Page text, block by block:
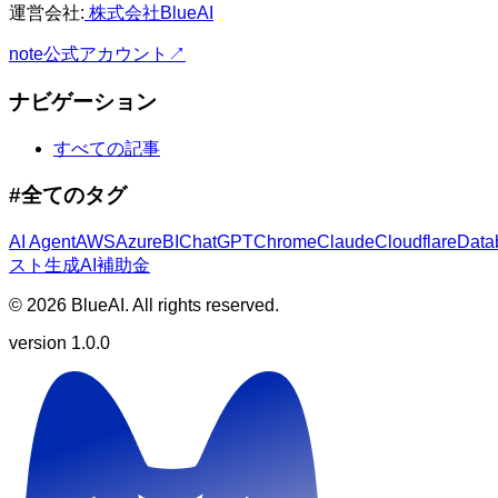
運営会社: 株式会社BlueAI
note公式アカウント ↗
ナビゲーション
すべての記事
#全てのタグ
AI Agent​​​​‌ ‍ ​‍​‍‌‍ ‌ ​‍‌‍‍‌‌‍‌ ‌‍‍‌‌‍ ‍​‍​‍​ ‍‍​‍​‍‌ ​ ‌‍​‌‌‍ ‍‌‍‍‌‌ ‌​‌ ‍‌​‍ ‍‌‍‍‌‌‍ ​‍​‍​‍ ​​‍​‍‌‍‍​‌ ​‍‌‍‌‌‌‍‌‍​‍​‍​ ‍‍​‍​‍‌‍‍​‌ ‌​‌ ‌​‌ ​​​ ‍‍​‍ ​‍ ‌‍ ​‌‍ ‌‍​ ‌‍​‌‌‍ ​‌‍‍​‌‍ ‌ ​ ‌ ‌​​ ‍‍​ ​ ​ ​ ​ ​ ​ ​ ​‍ ‌‍‍‌‌‍ ‍‌ ‌​‌‍‌‌‌‍ ‍‌ ‌​​‍ ‌‍‌‌‌‍‌​‌‍‍‌‌ ‌​​‍ ‌‍ ‌‌‍ ‌‍‌​‌‍‌‌​ ‌‌ ​​‌ ​‍‌‍‌‌‌ ​ ‌‍‌‌‌‍ ‍‌ ‌​‌‍​‌‌ ‌​‌‍‍‌‌‍ ‌‍ ‍​ ‍ ‌‍‍‌‌‍‌​​ ‌‌‍​‌​ ‍​​ ‌‍​ ‌‍​ ​​​ ‌​​ ‍‌​ ‌ ​‍ ‌​ ​​‌‍‌​​ ‍‌​ ​‍​‍ ‌​ ‌​​ ​‌​ ​‌​ ​​​‍ ‌‌‍​‌‌‍‌‍​ ‌​‌‍​‌​‍ ‌​ ‍‌​ ‍​​ ‍‌​ ‌‌​ ​​​ ‍​​ ‍‌‌‍​‌​ ​​​ ​ ​ ‍​‌‍​‌​ ‍ ‌ ‌​‌ ‍‌‌ ​​‌‍‌‌​ ‌‌ ‌​‌‍​‌‌‍‌ ​ ‍ ‌ ​​‌‍​‌‌ ‌​‌‍‍​​ ‌‌ ‌​‌‍‍‌‌ ‌​‌‍ ​‌‍‌‌​ ‌‍​‍‌‍​‌‌ ​ ‌‍‌‌‌‌‌‌‌ ​‍‌‍ ​​ ‌‌‍‍​‌ ‌​‌ ‌​‌ ​​​‍‌‌​ ​ ‌​​‌​‍‌‌​ ​‍‌​‌‍​‍‌‌​ ​‍‌​‌‍‌‍ ​‌‍ ‌‍​ ‌‍​‌‌‍ ​‌‍‍​‌‍ ‌ ​ ‌ ‌​​‍‌‌​ ​ ‌​​‌​ ​ ​ ​ ​ ​ ​ ​ ​‍‌‍‌‍‍‌‌‍‌​​ ‌‌‍​‌​ ‍​​ ‌‍​ ‌‍​ ​​​ ‌​​ ‍‌​ ‌ ​‍ ‌​ ​​‌‍‌​​ ‍‌​ ​‍​‍ ‌​ ‌​​ ​‌​ ​‌​ ​​​‍ ‌‌‍​‌‌‍‌‍​ ‌​‌‍​‌​‍ ‌​ ‍‌​ ‍​​ ‍‌​ ‌‌​ ​​​ ‍​​ ‍‌‌‍​‌​ ​​​ ​ ​ ‍​‌‍​‌​‍‌‍‌ ‌​‌ ‍‌‌ ​​‌‍‌‌​ ‌‌ ‌​‌‍​‌‌‍‌ ​‍‌‍‌ ​​‌‍​‌‌ ‌​‌‍‍​​ ‌‌ ‌​‌‍‍‌‌ ‌​‌‍ ​‌‍‌‌​‍‌‍‌ ​​‌‍‌‌‌ ​‍‌ ​ ‌ ​​‌‍‌‌‌‍​ ‌ ‌​‌‍‍‌‌ ‌‍‌‍‌‌​ ‌‌ ​​‌ ‌‌‌‍​‍‌‍ ​‌‍‍‌‌ ​ ‌‍‍​‌‍‌‌‌‍‌​​‍​‍‌ ‌AWS​​​​‌ ‍ ​‍​‍‌‍ ‌ ​‍‌‍‍‌‌‍‌ ‌‍‍‌‌‍ ‍​‍​‍​ ‍‍​‍​‍‌ ​ ‌‍​‌‌‍ ‍‌‍‍‌‌ ‌​‌ ‍‌​‍ ‍‌‍‍‌‌‍ ​‍​‍​‍ ​​‍​‍‌‍‍​‌ ​‍‌‍‌‌‌‍‌‍​‍​‍​ ‍‍​‍​‍‌‍‍​‌ ‌​‌ ‌​‌ ​​​ ‍‍​‍ ​‍ ‌‍ ​‌‍ ‌‍​ ‌‍​‌‌‍ ​‌‍‍​‌‍ ‌ ​ ‌ ‌​​ ‍‍​ ​ ​ ​ ​ ​ ​ ​ ​‍ ‌‍‍‌‌‍ ‍‌ ‌​‌‍‌‌‌‍ ‍‌ ‌​​‍ ‌‍‌‌‌‍‌​‌‍‍‌‌ ‌​​‍ ‌‍ ‌‌‍ ‌‍‌​‌‍‌‌​ ‌‌ ​​‌ ​‍‌‍‌‌‌ ​ ‌‍‌‌‌‍ ‍‌ ‌​‌‍​‌‌ ‌​‌‍‍‌‌‍ ‌‍ ‍​ ‍ ‌‍‍‌‌‍‌​​ ‌‌​​‌‌​‍​‌ ‌ ‌‍ ‌​‍ ​ ​‌‌‌‌‌​ ‌‌​ ‍‌‌‍​ ‌ ​ ‌​‌​‌ ‌‍‌​ ‌‌ ​‌​ ​‌‌‍‍ ‌ ‍‌‌​​‍‌‍‌‍‌‌‍‍‌​ ​ ‍ ‌ ‌​‌ ‍‌‌ ​​‌‍‌‌​ ‌‌ ‌​‌‍​‌‌‍‌ ​ ‍ ‌ ​​‌‍​‌‌ ‌​‌‍‍​​ ‌‌ ‌​‌‍‍‌‌ ‌​‌‍ ​‌‍‌‌​ ‌‍​‍‌‍​‌‌ ​ ‌‍‌‌‌‌‌‌‌ ​‍‌‍ ​​ ‌‌‍‍​‌ ‌​‌ ‌​‌ ​​​‍‌‌​ ​ ‌​​‌​‍‌‌​ ​‍‌​‌‍​‍‌‌​ ​‍‌​‌‍‌‍ ​‌‍ ‌‍​ ‌‍​‌‌‍ ​‌‍‍​‌‍ ‌ ​ ‌ ‌​​‍‌‌​ ​ ‌​​‌​ ​ ​ ​ ​ ​ ​ ​ ​‍‌‍‌‍‍‌‌‍‌​​ ‌‌​​‌‌​‍​‌ ‌ ‌‍ ‌​‍ ​ ​‌‌‌‌‌​ ‌‌​ ‍‌‌‍​ ‌ ​ ‌​‌​‌ ‌‍‌​ ‌‌ ​‌​ ​‌‌‍‍ ‌ ‍‌‌​​‍‌‍‌‍‌‌‍‍‌​ ​‍‌‍‌ ‌​‌ ‍‌‌ ​​‌‍‌‌​ ‌‌ ‌​‌‍​‌‌‍‌ ​‍‌‍‌ ​​‌‍​‌‌ ‌​‌‍‍​​ ‌‌ ‌​‌‍‍‌‌ ‌​‌‍ ​‌‍‌‌​‍‌‍‌ ​​‌‍‌‌‌ ​‍‌ ​ ‌ ​​‌‍‌‌‌‍​ ‌ ‌​‌‍‍‌‌ ‌‍‌‍‌‌​ ‌‌ ​​‌ ‌‌‌‍​‍‌‍ ​‌‍‍‌‌ ​ ‌‍‍​‌‍‌‌‌‍‌​​‍​‍‌ ‌Azure​​​​‌ ‍ ​‍​‍‌‍ ‌ ​‍‌‍‍‌‌‍‌ ‌‍‍‌‌‍ ‍​‍​‍​ ‍‍​‍​‍‌ ​ ‌‍​‌‌‍ ‍‌‍‍‌‌ ‌​‌ ‍‌​‍ ‍‌‍‍‌‌‍ ​‍​‍​‍ ​​‍​‍‌‍‍​‌ ​‍‌‍‌‌‌‍‌‍​‍​‍​ ‍‍​‍​‍‌‍‍​‌ ‌​‌ ‌​‌ ​​​ ‍‍​‍ ​‍ ‌‍ ​‌‍ ‌‍​ ‌‍​‌‌‍ ​‌‍‍​‌‍ ‌ ​ ‌ ‌​​ ‍‍​ ​ ​ ​ ​ ​ ​ ​ ​‍ ‌‍‍‌‌‍ ‍‌ ‌​‌‍‌‌‌‍ ‍‌ ‌​​‍ ‌‍‌‌‌‍‌​‌‍‍‌‌ ‌​​‍ ‌‍ ‌‌‍ ‌‍‌​‌‍‌‌​ ‌‌ ​​‌ ​‍‌‍‌‌‌ ​ ‌‍‌‌‌‍ ‍‌ ‌​‌‍​‌‌ ‌​‌‍‍‌‌‍ ‌‍ ‍​ ‍ ‌‍‍‌‌‍‌​​ ‌‌ ‍​‌‌​‌‌‌​‌​ ​‍‌ ‌‍​ ‍​​ ​‌‌‌‌‌‌‍ ‍‌‍​‍‌ ‌ ​ ​‌‌​‍‍‌​‌‌‌ ​‍​ ‌ ‌‌​​​ ​ ‌ ‌ ‌ ‍‍‌​‍ ‌ ​‍​ ‍ ‌ ‌​‌ ‍‌‌ ​​‌‍‌‌​ ‌‌ ‌​‌‍​‌‌‍‌ ​ ‍ ‌ ​​‌‍​‌‌ ‌​‌‍‍​​ ‌‌ ‌​‌‍‍‌‌ ‌​‌‍ ​‌‍‌‌​ ‌‍​‍‌‍​‌‌ ​ ‌‍‌‌‌‌‌‌‌ ​‍‌‍ ​​ ‌‌‍‍​‌ ‌​‌ ‌​‌ ​​​‍‌‌​ ​ ‌​​‌​‍‌‌​ ​‍‌​‌‍​‍‌‌​ ​‍‌​‌‍‌‍ ​‌‍ ‌‍​ ‌‍​‌‌‍ ​‌‍‍​‌‍ ‌ ​ ‌ ‌​​‍‌‌​ ​ ‌​​‌​ ​ ​ ​ ​ ​ ​ ​ ​‍‌‍‌‍‍‌‌‍‌​​ ‌‌ ‍​‌‌​‌‌‌​‌​ ​‍‌ ‌‍​ ‍​​ ​‌‌‌‌‌‌‍ ‍‌‍​‍‌ ‌ ​ ​‌‌​‍‍‌​‌‌‌ ​‍​ ‌ ‌‌​​​ ​ ‌ ‌ ‌ ‍‍‌​‍ ‌ ​‍​‍‌‍‌ ‌​‌ ‍‌‌ ​​‌‍‌‌​ ‌‌ ‌​‌‍​‌‌‍‌ ​‍‌‍‌ ​​‌‍​‌‌ ‌​‌‍‍​​ ‌‌ ‌​‌‍‍‌‌ ‌​‌‍ ​‌‍‌‌​‍‌‍‌ ​​‌‍‌‌‌ ​‍‌ ​ ‌ ​​‌‍‌‌‌‍​ ‌ ‌​‌‍‍‌‌ ‌‍‌‍‌‌​ ‌‌ ​​‌ ‌‌‌‍​‍‌‍ ​‌‍‍‌‌ ​ ‌‍‍​‌‍‌‌‌‍‌​​‍​‍‌ ‌BI​​​​‌ ‍ ​‍​‍‌‍ ‌ ​‍‌‍‍‌‌‍‌ ‌‍‍‌‌‍ ‍​‍​‍​ ‍‍​‍​‍‌ ​ ‌‍​‌‌‍ ‍‌‍‍‌‌ ‌​‌ ‍‌​‍ ‍‌‍‍‌‌‍ ​‍​‍​‍ ​​‍​‍‌‍‍​‌ ​‍‌‍‌‌‌‍‌‍​‍​‍​ ‍‍​‍​‍‌‍‍​‌ ‌​‌ ‌​‌ ​​​ ‍‍​‍ ​‍ ‌‍ ​‌‍ ‌‍​ ‌‍​‌‌‍ ​‌‍‍​‌‍ ‌ ​ ‌ ‌​​ ‍‍​ ​ ​ ​ ​ ​ ​ ​ ​‍ ‌‍‍‌‌‍ ‍‌ ‌​‌‍‌‌‌‍ ‍‌ ‌​​‍ ‌‍‌‌‌‍‌​‌‍‍‌‌ ‌​​‍ ‌‍ ‌‌‍ ‌‍‌​‌‍‌‌​ ‌‌ ​​‌ ​‍‌‍‌‌‌ ​ ‌‍‌‌‌‍ ‍‌ ‌​‌‍​‌‌ ‌​‌‍‍‌‌‍ ‌‍ ‍​ ‍ ‌‍‍‌‌‍‌​​ ‌‌‍‌​‌ ‌‍‌‌‍​‌‍​‌‌​ ​‌‍‌‍​ ​ ‌‌‍‌​ ‍‌​ ​‌​ ‍‌‌‍ ​‌​​‍‌​ ​‌‍‌ ‌​‍‌‌​​ ‌​ ​‌​ ​‌ ​ ‌ ‌‌​ ‌‍​ ‍ ‌ ‌​‌ ‍‌‌ ​​‌‍‌‌​ ‌‌ ‌​‌‍​‌‌‍‌ ​ ‍ ‌ ​​‌‍​‌‌ ‌​‌‍‍​​ ‌‌ ‌​‌‍‍‌‌ ‌​‌‍ ​‌‍‌‌​ ‌‍​‍‌‍​‌‌ ​ ‌‍‌‌‌‌‌‌‌ ​‍‌‍ ​​ ‌‌‍‍​‌ ‌​‌ ‌​‌ ​​​‍‌‌​ ​ ‌​​‌​‍‌‌​ ​‍‌​‌‍​‍‌‌​ ​‍‌​‌‍‌‍ ​‌‍ ‌‍​ ‌‍​‌‌‍ ​‌‍‍​‌‍ ‌ ​ ‌ ‌​​‍‌‌​ ​ ‌​​‌​ ​ ​ ​ ​ ​ ​ ​ ​‍‌‍‌‍‍‌‌‍‌​​ ‌‌‍‌​‌ ‌‍‌‌‍​‌‍​‌‌​ ​‌‍‌‍​ ​ ‌‌‍‌​ ‍‌​ ​‌​ ‍‌‌‍ ​‌​​‍‌​ ​‌‍‌ ‌​‍‌‌​​ ‌​ ​‌​ ​‌ ​ ‌ ‌‌​ ‌‍​‍‌‍‌ ‌​‌ ‍‌‌ ​​‌‍‌‌​ ‌‌ ‌​‌‍​‌‌‍‌ ​‍‌‍‌ ​​‌‍​‌‌ ‌​‌‍‍​​ ‌‌ ‌​‌‍‍‌‌ ‌​‌‍ ​‌‍‌‌​‍‌‍‌ ​​‌‍‌‌‌ ​‍‌ ​ ‌ ​​‌‍‌‌‌‍​ ‌ ‌​‌‍‍‌‌ ‌‍‌‍‌‌​ ‌‌ ​​‌ ‌‌‌‍​‍‌‍ ​‌‍‍‌‌ ​ ‌‍‍​‌‍‌‌‌‍‌​​‍​‍‌ ‌ ChatGPT​​​​‌ ‍ ​‍​‍‌‍ ‌ ​‍‌‍‍‌‌‍‌ ‌‍‍‌‌‍ ‍​‍​‍​ ‍‍​‍​‍‌ ​ ‌‍​‌‌‍ ‍‌‍‍‌‌ ‌​‌ ‍‌​‍ ‍‌‍‍‌‌‍ ​‍​‍​‍ ​​‍​‍‌‍‍​‌ ​‍‌‍‌‌‌‍‌‍​‍​‍​ ‍‍​‍​‍‌‍‍​‌ ‌​‌ ‌​‌ ​​​ ‍‍​‍ ​‍ ‌‍ ​‌‍ ‌‍​ ‌‍​‌‌‍ ​‌‍‍​‌‍ ‌ ​ ‌ ‌​​ ‍‍​ ​ ​ ​ ​ ​ ​ ​ ​‍ ‌‍‍‌‌‍ ‍‌ ‌​‌‍‌‌‌‍ ‍‌ ‌​​‍ ‌‍‌‌‌‍‌​‌‍‍‌‌ ‌​​‍ ‌‍ ‌‌‍ ‌‍‌​‌‍‌‌​ ‌‌ ​​‌ ​‍‌‍‌‌‌ ​ ‌‍‌‌‌‍ ‍‌ ‌​‌‍​‌‌ ‌​‌‍‍‌‌‍ ‌‍ ‍​ ‍ ‌‍‍‌‌‍‌​​ ‌​ ‌‌​ ​​‌‍​‌​ ​‍‌‍​‍​ ‌‍‌‍‌‌‌‍​‌​‍ ‌​ ‌‌​ ‌‌​ ‌​​ ​​​‍ ‌​ ‌​​ ​‌‌‍​ ‌‍‌​​‍ ‌‌‍​‌‌‍‌‍​ ‌‌​ ‍‌​‍ ‌‌‍​‌‌‍​‌​ ‍​​ ‍​​ ​ ​ ‌ ‌‍​‌​ ​ ​ ‌ ​ ‌​​ ‍​​ ‌‌​ ‍ ‌ ‌​‌ ‍‌‌ ​​‌‍‌‌​ ‌‌ ‌​‌‍​‌‌‍‌ ​ ‍ ‌ ​​‌‍​‌‌ ‌​‌‍‍​​ ‌‌ ‌​‌‍‍‌‌ ‌​‌‍ ​‌‍‌‌​ ‌‍​‍‌‍​‌‌ ​ ‌‍‌‌‌‌‌‌‌ ​‍‌‍ ​​ ‌‌‍‍​‌ ‌​‌ ‌​‌ ​​​‍‌‌​ ​ ‌​​‌​‍‌‌​ ​‍‌​‌‍​‍‌‌​ ​‍‌​‌‍‌‍ ​‌‍ ‌‍​ ‌‍​‌‌‍ ​‌‍‍​‌‍ ‌ ​ ‌ ‌​​‍‌‌​ ​ ‌​​‌​ ​ ​ ​ ​ ​ ​ ​ ​‍‌‍‌‍‍‌‌‍‌​​ ‌​ ‌‌​ ​​‌‍​‌​ ​‍‌‍​‍​ ‌‍‌‍‌‌‌‍​‌​‍ ‌​ ‌‌​ ‌‌​ ‌​​ ​​​‍ ‌​ ‌​​ ​‌‌‍​ ‌‍‌​​‍ ‌‌‍​‌‌‍‌‍​ ‌‌​ ‍‌​‍ ‌‌‍​‌‌‍​‌​ ‍​​ ‍​​ ​ ​ ‌ ‌‍​‌​ ​ ​ ‌ ​ ‌​​ ‍​​ ‌‌​‍‌‍‌ ‌​‌ ‍‌‌ ​​‌‍‌‌​ ‌‌ ‌​‌‍​‌‌‍‌ ​‍‌‍‌ ​​‌‍​‌‌ ‌​‌‍‍​​ ‌‌ ‌​‌‍‍‌‌ ‌​‌‍ ​‌‍‌‌​‍‌‍‌ ​​‌‍‌‌‌ ​‍‌ ​ ‌ ​​‌‍‌‌‌‍​ ‌ ‌​‌‍‍‌‌ ‌‍‌‍‌‌​ ‌‌ ​​‌ ‌‌‌‍​‍‌‍ ​‌‍‍‌‌ ​ ‌‍‍​‌‍‌‌‌‍‌​​‍​‍‌ ‌Chrome​​​​‌ ‍ ​‍​‍‌‍ ‌ ​‍‌‍‍‌‌‍‌ ‌‍‍‌‌‍ ‍​‍​‍​ ‍‍​‍​‍‌ ​ ‌‍​‌‌‍ ‍‌‍‍‌‌ ‌​‌ ‍‌​‍ ‍‌‍‍‌‌‍ ​‍​‍​‍ ​​‍​‍‌‍‍​‌ ​‍‌‍‌‌‌‍‌‍​‍​‍​ ‍‍​‍​‍‌‍‍​‌ ‌​‌ ‌​‌ ​​​ ‍‍​‍ ​‍ ‌‍ ​‌‍ ‌‍​ ‌‍​‌‌‍ ​‌‍‍​‌‍ ‌ ​ ‌ ‌​​ ‍‍​ ​ ​ ​ ​ ​ ​ ​ ​‍ ‌‍‍‌‌‍ ‍‌ ‌​‌‍‌‌‌‍ ‍‌ ‌​​‍ ‌‍‌‌‌‍‌​‌‍‍‌‌ ‌​​‍ ‌‍ ‌‌‍ ‌‍‌​‌‍‌‌​ ‌‌ ​​‌ ​‍‌‍‌‌‌ ​ ‌‍‌‌‌‍ ‍‌ ‌​‌‍​‌‌ ‌​‌‍‍‌‌‍ ‌‍ ‍​ ‍ ‌‍‍‌‌‍‌​​ ‌​ ‌‍​ ‌‌‌‍​ ‌‍​‌‌‍‌‌‌‍‌​‌‍​ ​ ​‍​‍ ‌​ ‌​‌‍​ ‌‍‌‍​ ​‍​‍ ‌​ ‌​​ ‍‌​ ‌​​ ‌​​‍ ‌‌‍​‌​ ‌‍‌‍‌​​ ‌‌​‍ ‌‌‍‌‌​ ​​​ ​ ​ ‍‌​ ​‌‌‍‌‌‌‍‌​​ ​​​ ‍‌​ ‌‌​ ‍​​ ​‍​ ‍ ‌ ‌​‌ ‍‌‌ ​​‌‍‌‌​ ‌‌ ‌​‌‍​‌‌‍‌ ​ ‍ ‌ ​​‌‍​‌‌ ‌​‌‍‍​​ ‌‌ ‌​‌‍‍‌‌ ‌​‌‍ ​‌‍‌‌​ ‌‍​‍‌‍​‌‌ ​ ‌‍‌‌‌‌‌‌‌ ​‍‌‍ ​​ ‌‌‍‍​‌ ‌​‌ ‌​‌ ​​​‍‌‌​ ​ ‌​​‌​‍‌‌​ ​‍‌​‌‍​‍‌‌​ ​‍‌​‌‍‌‍ ​‌‍ ‌‍​ ‌‍​‌‌‍ ​‌‍‍​‌‍ ‌ ​ ‌ ‌​​‍‌‌​ ​ ‌​​‌​ ​ ​ ​ ​ ​ ​ ​ ​‍‌‍‌‍‍‌‌‍‌​​ ‌​ ‌‍​ ‌‌‌‍​ ‌‍​‌‌‍‌‌‌‍‌​‌‍​ ​ ​‍​‍ ‌​ ‌​‌‍​ ‌‍‌‍​ ​‍​‍ ‌​ ‌​​ ‍‌​ ‌​​ ‌​​‍ ‌‌‍​‌​ ‌‍‌‍‌​​ ‌‌​‍ ‌‌‍‌‌​ ​​​ ​ ​ ‍‌​ ​‌‌‍‌‌‌‍‌​​ ​​​ ‍‌​ ‌‌​ ‍​​ ​‍​‍‌‍‌ ‌​‌ ‍‌‌ ​​‌‍‌‌​ ‌‌ ‌​‌‍​‌‌‍‌ ​‍‌‍‌ ​​‌‍​‌‌ ‌​‌‍‍​​ ‌‌ ‌​‌‍‍‌‌ ‌​‌‍ ​‌‍‌‌​‍‌‍‌ ​​‌‍‌‌‌ ​‍‌ ​ ‌ ​​‌‍‌‌‌‍​ ‌ ‌​‌‍‍‌‌ ‌‍‌‍‌‌​ ‌‌ ​​‌ ‌‌‌‍​‍‌‍ ​‌‍‍‌‌ ​ ‌‍‍​‌‍‌‌‌‍‌​​‍​‍‌ ‌Claude​​​​‌ ‍ ​‍​‍‌‍ ‌ ​‍‌‍‍‌‌‍‌ ‌‍‍‌‌‍ ‍​‍​‍​ ‍‍​‍​‍‌ ​ ‌‍​‌‌‍ ‍‌‍‍‌‌ ‌​‌ ‍‌​‍ ‍‌‍‍‌‌‍ ​‍​‍​‍ ​​‍​‍‌‍‍​‌ ​‍‌‍‌‌‌‍‌‍​‍​‍​ ‍‍​‍​‍‌‍‍​‌ ‌​‌ ‌​‌ ​​​ ‍‍​‍ ​‍ ‌‍ ​‌‍ ‌‍​ ‌‍​‌‌‍ ​‌‍‍​‌‍ ‌ ​ ‌ ‌​​ ‍‍​ ​ ​ ​ ​ ​ ​ ​ ​‍ ‌‍‍‌‌‍ ‍‌ ‌​‌‍‌‌‌‍ ‍‌ ‌​​‍ ‌‍‌‌‌‍‌​‌‍‍‌‌ ‌​​‍ ‌‍ ‌‌‍ ‌‍‌​‌‍‌‌​ ‌‌ ​​‌ ​‍‌‍‌‌‌ ​ ‌‍‌‌‌‍ ‍‌ ‌​‌‍​‌‌ ‌​‌‍‍‌‌‍ ‌‍ ‍​ ‍ ‌‍‍‌‌‍‌​​ ‌‌‍‌​‌ ‌‍‌‌‍​‌‍​‌‌​ ​‌‍‌‍​ ​ ‌‌‍‌​ ‍‌​ ​‌​ ‍‌‌‍ ​‌​​‍‌​ ​‌‍‌ ‌​‍‌‌​​ ‌​ ​‌​ ​‌ ​ ‌‍ ‌‌​‌‌​ ‍ ‌ ‌​‌ ‍‌‌ ​​‌‍‌‌​ ‌‌ ‌​‌‍​‌‌‍‌ ​ ‍ ‌ ​​‌‍​‌‌ ‌​‌‍‍​​ ‌‌ ‌​‌‍‍‌‌ ‌​‌‍ ​‌‍‌‌​ ‌‍​‍‌‍​‌‌ ​ ‌‍‌‌‌‌‌‌‌ ​‍‌‍ ​​ ‌‌‍‍​‌ ‌​‌ ‌​‌ ​​​‍‌‌​ ​ ‌​​‌​‍‌‌​ ​‍‌​‌‍​‍‌‌​ ​‍‌​‌‍‌‍ ​‌‍ ‌‍​ ‌‍​‌‌‍ ​‌‍‍​‌‍ ‌ ​ ‌ ‌​​‍‌‌​ ​ ‌​​‌​ ​ ​ ​ ​ ​ ​ ​ ​‍‌‍‌‍‍‌‌‍‌​​ ‌‌‍‌​‌ ‌‍‌‌‍​‌‍​‌‌​ ​‌‍‌‍​ ​ ‌‌‍‌​ ‍‌​ ​‌​ ‍‌‌‍ ​‌​​‍‌​ ​‌‍‌ ‌​‍‌‌​​ ‌​ ​‌​ ​‌ ​ ‌‍ ‌‌​‌‌​‍‌‍‌ ‌​‌ ‍‌‌ ​​‌‍‌‌​ ‌‌ ‌​‌‍​‌‌‍‌ ​‍‌‍‌ ​​‌‍​‌‌ ‌​‌‍‍​​ ‌‌ ‌​‌‍‍‌‌ ‌​‌‍ ​‌‍‌‌​‍‌‍‌ ​​‌‍‌‌‌ ​‍‌ ​ ‌ ​​‌‍‌‌‌‍​ ‌ ‌​‌‍‍‌‌ ‌‍‌‍‌‌​ ‌‌ ​​‌ ‌‌‌‍​‍‌‍ ​‌‍‍‌‌ ​ ‌‍‍​‌‍‌‌‌‍‌​​‍​‍‌ ‌Cloudflare​​​​‌ ‍ ​‍​‍‌‍ ‌ ​‍‌‍‍‌‌‍‌ ‌‍‍‌‌‍ ‍​‍​‍​ ‍‍​‍​‍‌ ​ ‌‍​‌‌‍ ‍‌‍‍‌‌ ‌​‌ ‍‌​‍ ‍‌‍‍‌‌‍ ​‍​‍​‍ ​​‍​‍‌‍‍​‌ ​‍‌‍‌‌‌‍‌‍​‍​‍​ ‍‍​‍​‍‌‍‍​‌ ‌​‌ ‌​‌ ​​​ ‍‍​‍ ​‍ ‌‍ ​‌‍ ‌‍​ ‌‍​‌‌‍ ​‌‍‍​‌‍ ‌ ​ ‌ ‌​​ ‍‍​ ​ ​ ​ ​ ​ ​ ​ ​‍ ‌‍‍‌‌‍ ‍‌ ‌​‌‍‌‌‌‍ ‍‌ ‌​​‍ ‌‍‌‌‌‍‌​‌‍‍‌‌ ‌​​‍ ‌‍ ‌‌‍ ‌‍‌​‌‍‌‌​ ‌‌ ​​‌ ​‍‌‍‌‌‌ ​ ‌‍‌‌‌‍ ‍‌ ‌​‌‍​‌‌ ‌​‌‍‍‌‌‍ ‌‍ ‍​ ‍ ‌‍‍‌‌‍‌​​ ‌‌‍‌‌​ ​​​ ‌ ‌‍‌​‌‍​‌​ ‌‍‌‍‌​​ ​ ​‍ ‌‌‍​‌​ ​ ​ ​​‌‍​ ​‍ ‌​ ‌​‌‍‌‍‌‍‌​​ ‌ ​‍ ‌​ ‍​​ ‌​‌‍​‌‌‍‌‌​‍ ‌‌‍‌​​ ​‍​ ‌​‌‍‌‌‌‍‌‍​ ‌​​ ​‌​ ‌ ‌‍‌​​ ‌‌​ ‍‌​ ‍‌​ ‍ ‌ ‌​‌ ‍‌‌ ​​‌‍‌‌​ ‌‌ ‌​‌‍​‌‌‍‌ ​ ‍ ‌ ​​‌‍​‌‌ ‌​‌‍‍​​ ‌‌ ‌​‌‍‍‌‌ ‌​‌‍ ​‌‍‌‌​ ‌‍​‍‌‍​‌‌ ​ ‌‍‌‌‌‌‌‌‌ ​‍‌‍ ​​ ‌‌‍‍​‌ ‌​‌ ‌​‌ ​​​‍‌‌​ ​ ‌​​‌​‍‌‌​ ​‍‌​‌‍​‍‌‌​ ​‍‌​‌‍‌‍ ​‌‍ ‌‍​ ‌‍​‌‌‍ ​‌‍‍​‌‍ ‌ ​ ‌ ‌​​‍‌‌​ ​ ‌​​‌​ ​ ​ ​ ​ ​ ​ ​ ​‍‌‍‌‍‍‌‌‍‌​​ ‌‌‍‌‌​ ​​​ ‌ ‌‍‌​‌‍​‌​ ‌‍‌‍‌​​ ​ ​‍ ‌‌‍​‌​ ​ ​ ​​‌‍​ ​‍ ‌​ ‌​‌‍‌‍‌‍‌​​ ‌ ​‍ ‌​ ‍​​ ‌​‌‍​‌‌‍‌‌​‍ ‌‌‍‌​​ ​‍​ ‌​‌‍‌‌‌‍‌‍​ ‌​​ ​‌​ ‌ ‌‍‌​​ ‌‌​ ‍‌​ ‍‌​‍‌‍‌ ‌​‌ ‍‌‌ ​​‌‍‌‌​ ‌‌ ‌​‌‍​‌‌‍‌ ​‍‌‍‌ ​​‌‍​‌‌ ‌​‌‍‍​​ ‌‌ ‌​‌‍‍‌‌ ‌​‌‍ ​‌‍‌‌​‍‌‍‌ ​​‌‍‌‌‌ ​‍‌ ​ ‌ ​​‌‍‌‌‌‍​ ‌ ‌​‌‍‍‌‌ ‌‍‌‍‌‌​ ‌‌ ​​‌ ‌‌‌‍​‍‌‍ ​‌‍‍‌‌ ​ ‌‍‍​‌‍‌‌‌‍‌​​‍​‍‌ ‌Databricks​​​​‌
スト​​​​‌ ‍ ​‍​‍‌‍ ‌ ​‍‌‍‍‌‌‍‌ ‌‍‍‌‌‍ ‍​‍​‍​ ‍‍​‍​‍‌ ​ ‌‍​‌‌‍ ‍‌‍‍‌‌ ‌​‌ ‍‌​‍ ‍‌‍‍‌‌‍ ​‍​‍​‍ ​​‍​‍‌‍‍​‌ ​‍‌‍‌‌‌‍‌‍​‍​‍​ ‍‍​‍​‍‌‍‍​‌ ‌​‌ ‌​‌ ​​​ ‍‍​‍ ​‍ ‌‍ ​‌‍ ‌‍​ ‌‍​‌‌‍ ​‌‍‍​‌‍ ‌ ​ ‌ ‌​​ ‍‍​ ​ ​ ​ ​ ​ ​ ​ ​‍ ‌‍‍‌‌‍ ‍‌ ‌​‌‍‌‌‌‍ ‍‌ ‌​​‍ ‌‍‌‌‌‍‌​‌‍‍‌‌ ‌​​‍ ‌‍ ‌‌‍ ‌‍‌​‌‍‌‌​ ‌‌ ​​‌ ​‍‌‍‌‌‌ ​ ‌‍‌‌‌‍ ‍‌ ‌​‌‍​‌‌ ‌​‌‍‍‌‌‍ ‌‍ ‍​ ‍ ‌‍‍‌‌‍‌​​ ‌‌‍​‌​ ‌‌​ ‌ ​ ​​​ ‌​‌‍‌‌‌‍‌‌‌‍‌‌​‍ ‌​ ​‌​ ‌​​ ​‌‌‍​‌​‍ ‌​ ‌​​ ​‍‌‍​‍‌‍‌​​‍ ‌‌‍​‌‌‍‌‌​ ‌‍​ ‍‌​‍ ‌​ ‍‌‌‍​‌​ ‌‌‌‍‌‌‌‍​ ​ ‌‍​ ‌‌‌‍​‍‌‍​‌​ ​‌​ ‌​​ ​‍​ ‍ ‌ ‌​‌ ‍‌‌ ​​‌‍‌‌​ ‌‌ ‌​‌‍​‌‌‍‌ ​ ‍ ‌ ​​‌‍​‌‌ ‌​‌‍‍​​ ‌‌ ‌​‌‍‍‌‌ ‌​‌‍ ​‌‍‌‌​ ‌‍​‍‌‍​‌‌ ​ ‌‍‌‌‌‌‌‌‌ ​‍‌‍ ​​ ‌‌‍‍​‌ ‌​‌ ‌​‌ ​​​‍‌‌​ ​ ‌​​‌​‍‌‌​ ​‍‌​‌‍​‍‌‌​ ​‍‌​‌‍‌‍ ​‌‍ ‌‍​ ‌‍​‌‌‍ ​‌‍‍​‌‍ ‌ ​ ‌ ‌​​‍‌‌​ ​ ‌​​‌​ ​ ​ ​ ​ ​ ​ ​ ​‍‌‍‌‍‍‌‌‍‌​​ ‌‌‍​‌​ ‌‌​ ‌ ​ ​​​ ‌​‌‍‌‌‌‍‌‌‌‍‌‌​‍ ‌​ ​‌​ ‌​​ ​‌‌‍​‌​‍ ‌​ ‌​​ ​‍‌‍​‍‌‍‌​​‍ ‌‌‍​‌‌‍‌‌​ ‌‍​ ‍‌​‍ ‌​ ‍‌‌‍​‌​ ‌‌‌‍‌‌‌‍​ ​ ‌‍​ ‌‌‌‍​‍‌‍​‌​ ​‌​ ‌​​ ​‍​‍‌‍‌ ‌​‌ ‍‌‌ ​​‌‍‌‌​ ‌‌ ‌​‌‍​‌‌‍‌ ​‍‌‍‌ ​​‌‍​‌‌ ‌​‌‍‍​​ ‌‌ ‌​‌‍‍‌‌ ‌​‌‍ ​‌‍‌‌​‍‌‍‌ ​​‌‍‌‌‌ ​‍‌ ​ ‌ ​​‌‍‌‌‌‍​ ‌ ‌​‌‍‍‌‌ ‌‍‌‍‌‌​ ‌‌ ​​‌ ‌‌‌‍​‍‌‍ ​‌‍‍‌‌ ​ ‌‍‍​‌‍‌‌‌‍‌​​‍​‍‌ ‌ 生成AI​​​​‌ ‍ ​‍​‍‌‍ ‌ ​‍‌‍‍‌‌‍‌ ‌‍‍‌‌‍ ‍​‍​‍​ ‍‍​‍​‍‌ ​ ‌‍​‌‌‍ ‍‌‍‍‌‌ ‌​‌ ‍‌​‍ ‍‌‍‍‌‌‍ ​‍​‍​‍ ​​‍​‍‌‍‍​‌ ​‍‌‍‌‌‌‍‌‍​‍​‍​ ‍‍​‍​‍‌‍‍​‌ ‌​‌ ‌​‌ ​​​ ‍‍​‍ ​‍ ‌‍ ​‌‍ ‌‍​ ‌‍​‌‌‍ ​‌‍‍​‌‍ ‌ ​ ‌ ‌​​ ‍‍​ ​ ​ ​ ​ ​ ​ ​ ​‍ ‌‍‍‌‌‍ ‍‌ ‌​‌‍‌‌‌‍ ‍‌ ‌​​‍ ‌‍‌‌‌‍‌​‌‍‍‌‌ ‌​​‍ ‌‍ ‌‌‍ ‌‍‌​‌‍‌‌​ ‌‌ ​​‌ ​‍‌‍‌‌‌ ​ ‌‍‌‌‌‍ ‍‌ ‌​‌‍​‌‌ ‌​‌‍‍‌‌‍ ‌‍ ‍​ ‍ ‌‍‍‌‌‍‌​​ ‌​ ​‍​ ​​‌‍​ ‌‍​‌​ ​‌​ ‍​​ ‍‌‌‍‌​​‍ ‌‌‍‌‍‌‍‌​‌‍‌​​ ‌ ​‍ ‌​ ‌​​ ‍​‌‍‌‍​ ​ ​‍ ‌‌‍​‍​ ‌‌‌‍​ ‌‍​‌​‍ ‌​ ‌​​ ‌‌​ ‌‍​ ‍​​ ‌ ‌‍‌‍​ ‌‌‌‍​ ​ ‍‌‌‍​‍​ ‍​​ ​‌​ ‍ ‌ ‌​‌ ‍‌‌ ​​‌‍‌‌​ ‌‌ ‌​‌‍​‌‌‍‌ ​ ‍ ‌ ​​‌‍​‌‌ ‌​‌‍‍​​ ‌‌ ‌​‌‍‍‌‌ ‌​‌‍ ​‌‍‌‌​ ‌‍​‍‌‍​‌‌ ​ ‌‍‌‌‌‌‌‌‌ ​‍‌‍ ​​ ‌‌‍‍​‌ ‌​‌ ‌​‌ ​​​‍‌‌​ ​ ‌​​‌​‍‌‌​ ​‍‌​‌‍​‍‌‌​ ​‍‌​‌‍‌‍ ​‌‍ ‌‍​ ‌‍​‌‌‍ ​‌‍‍​‌‍ ‌ ​ ‌ ‌​​‍‌‌​ ​ ‌​​‌​ ​ ​ ​ ​ ​ ​ ​ ​‍‌‍‌‍‍‌‌‍‌​​ ‌​ ​‍​ ​​‌‍​ ‌‍​‌​ ​‌​ ‍​​ ‍‌‌‍‌​​‍ ‌‌‍‌‍‌‍‌​‌‍‌​​ ‌ ​‍ ‌​ ‌​​ ‍​‌‍‌‍​ ​ ​‍ ‌‌‍​‍​ ‌‌‌‍​ ‌‍​‌​‍ ‌​ ‌​​ ‌‌​ ‌‍​ ‍​​ ‌ ‌‍‌‍​ ‌‌‌‍​ ​ ‍‌‌‍​‍​ ‍​​ ​‌​‍‌‍‌ ‌​‌ ‍‌‌ ​​‌‍‌‌​ ‌‌ ‌​‌‍​‌‌‍‌ ​‍‌‍‌ ​​‌‍​‌‌ ‌​‌‍‍​​ ‌‌ ‌​‌‍‍‌‌ ‌​‌‍ ​‌‍‌‌​‍‌‍‌ ​​‌‍‌‌‌ ​‍‌ ​ ‌ ​​‌‍‌‌‌‍​ ‌ ‌​‌‍‍‌‌ ‌‍‌‍‌‌​ ‌‌ ​​‌ ‌‌‌‍​‍‌‍ ​‌‍‍‌‌ ​ ‌‍‍​‌‍‌‌‌‍‌​​‍​‍‌ ‌ 補助金​​​​‌ ‍ ​‍​‍‌‍ ‌ ​‍‌‍‍‌‌‍‌ ‌‍‍‌‌‍ ‍​‍​‍​ ‍‍​‍​‍‌ ​ ‌‍​‌‌‍ ‍‌‍‍‌‌ ‌​‌ ‍‌​‍ ‍‌‍‍‌‌‍ ​‍​‍​‍ ​​‍​‍‌‍‍​‌ ​‍‌‍‌‌‌‍‌‍​‍​‍​ ‍‍​‍​‍‌‍‍​‌ ‌​‌ ‌​‌ ​​​ ‍‍​‍ ​‍ ‌‍ ​‌‍ ‌‍​ ‌‍​‌‌‍ ​‌‍‍​‌‍ ‌ ​ ‌ ‌​​ ‍‍​ ​ ​ ​ ​ ​ ​ ​ ​‍ ‌‍‍‌‌‍ ‍‌ ‌​‌‍‌‌‌‍ ‍‌ ‌​​‍ ‌‍‌‌‌‍‌​‌‍‍‌‌ ‌​​‍ ‌‍ ‌‌‍ ‌‍‌​‌‍‌‌​ ‌‌ ​​‌ ​‍‌‍‌‌‌ ​ ‌‍‌‌‌‍ ‍‌ ‌​‌‍​‌‌ ‌​‌‍‍‌‌‍ ‌‍ ‍​ ‍ ‌‍‍‌‌‍‌​​ ‌‌‍​‍​ ‌‌‌‍‌‌​ ​‌‌‍​ ​ ‍‌‌‍‌‌​ ‌‌​‍ ‌‌‍‌‍​ ‍​​ ​ ‌‍‌‌​‍ ‌​ ‌​​ ‌​​ ​​​ ‍‌​‍ ‌‌‍​‌‌‍​ ​ ​​​ ‍​​‍ ‌​ ​ ​ ‌ ​ ‍‌​ ​‍​ ​​​ ​ ​ ​‍​ ‌​‌‍​‍‌‍‌‌‌‍‌‌‌‍‌‍​ ‍ ‌ ‌​‌ ‍‌‌ ​​‌‍‌‌​ ‌‌ ‌​‌‍​‌‌‍‌ ​ ‍ ‌ ​​‌‍​‌‌ ‌​‌‍‍​​ ‌‌ ‌​‌‍‍‌‌ ‌​‌‍ ​‌‍‌‌​ ‌‍​‍‌‍​‌‌ ​ ‌‍‌‌‌‌‌‌‌ ​‍‌‍ ​​ ‌‌‍‍​‌ ‌​‌ ‌​‌ ​​​‍‌‌​ ​ ‌​​‌​‍‌‌​ ​‍‌​‌‍​‍‌‌​ ​‍‌​‌‍‌‍ ​‌‍ ‌‍​ ‌‍​‌‌‍ ​‌‍‍​‌‍ ‌ ​ ‌ ‌​​‍‌‌​ ​ ‌​​‌​ ​ ​ ​ ​ ​ ​ ​ ​‍‌‍‌‍‍‌‌‍‌​​ ‌‌‍​‍​ ‌‌‌‍‌‌​ ​‌‌‍​ ​ ‍‌‌‍‌‌​ ‌‌​‍ ‌‌‍‌‍​ ‍​​ ​ ‌‍‌‌​‍ ‌​ ‌​​ ‌​​ ​​​ ‍‌​‍ ‌‌‍​‌‌‍​ ​ ​​​ ‍​​‍ ‌​ ​ ​ ‌ ​ ‍‌​ ​‍​ ​​​ ​ ​ ​‍​ ‌​‌‍​‍‌‍‌‌‌‍‌‌‌‍‌‍​‍‌‍‌ ‌​‌ ‍‌‌ ​​‌‍‌‌​ ‌‌ ‌​‌‍​‌‌‍‌ ​‍‌‍‌ ​​‌‍​‌‌ ‌​‌‍‍​​ ‌‌ ‌​‌‍‍‌‌ ‌​‌‍ ​‌‍‌‌​‍‌‍‌ ​​‌‍‌‌‌ ​‍‌ ​ ‌ ​​‌‍‌‌‌‍​ ‌ ‌​‌‍‍‌‌ ‌‍‌‍‌‌​ ‌‌ ​​‌ ‌‌‌‍​‍‌‍ ​‌‍‍‌‌ ​ ‌‍‍​‌‍‌‌‌‍‌​​‍​‍‌ ‌
© 2026 BlueAI. All rights reserved.
version 1.0.0